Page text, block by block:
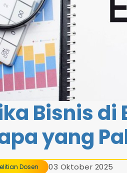
Bisnis di
yang
Dosen 03 Oktober 2025